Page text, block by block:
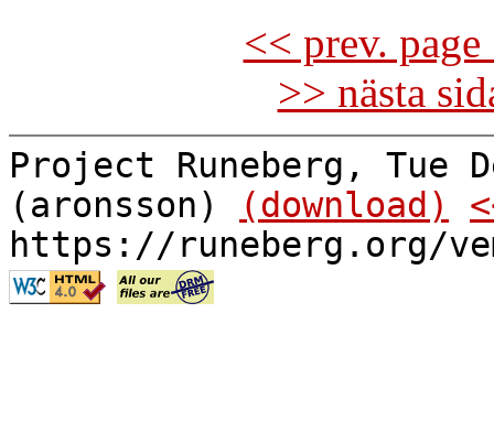
<< prev.
>> nästa
Project Runeberg, Tue
(aronsson)
(download)
https://runeberg.org/